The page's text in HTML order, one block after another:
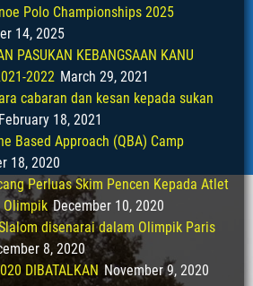
Polo Championships 2025
14, 2025
PASUKAN KEBANGSAAN KANU
2022 March 29, 2021
cabaran dan kesan kepada sukan
February 18, 2021
Based Approach (QBA) Camp
18, 2020
Perluas Skim Pencen Kepada Atlet
Olimpik December 10, 2020
disenarai dalam Olimpik Paris
8, 2020
DIBATALKAN November 9, 2020